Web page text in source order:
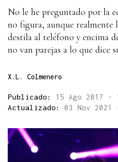
No le he preguntado por la
no figura, aunque realmente
destila al teléfono y encima
no van parejas a lo que dice
X.L. Colmenero
Publicado: 15 Ago 2017 -
Actualizado: 03 Nov 2021